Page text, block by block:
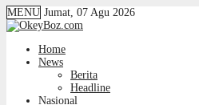
MENU Jumat, 07 Agu 2026
Home
News
Berita
Headline
Nasional